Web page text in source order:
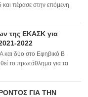
πέρασε στην επόμενη
της ΕΚΑΣΚ για
2022
και δύο στο Εφηβικό Β
το πρωτάθλημα για τα
ΓΙΑ ΤΗΝ